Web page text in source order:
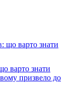
варто знати